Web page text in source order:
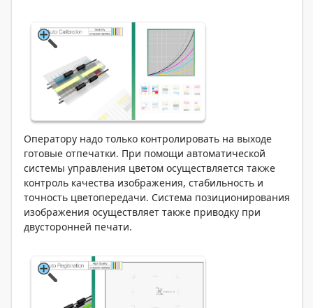
Оператору надо только контролировать на выходе
готовые отпечатки. При помощи автоматической
системы управления цветом осуществляется также
контроль качества изображения, стабильность и
точность цветопередачи. Система позиционирования
изображения осуществляет также приводку при
двусторонней печати.